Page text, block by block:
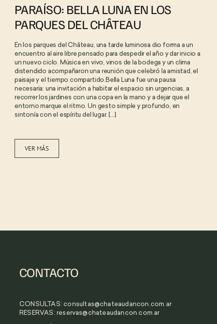
PARAÍSO: BELLA LUNA EN LOS
PARQUES DEL CHÂTEAU
En los parques del Château, una tarde luminosa dio forma a un
encuentro al aire libre pensado para despedir el año y dar inicio a
un nuevo ciclo. Música en vivo, vinos de la bodega y un clima
distendido acompañaron una reunión que celebró la amistad, el
paisaje y el tiempo compartido.Bella Luna fue una pausa
necesaria: una invitación a habitar el espacio sin urgencias, a
recorrer los jardines con una copa en la mano y a dejar que el
entorno marque el ritmo. Un gesto simple y profundo, en
sintonía con el espíritu del lugar. [...]
VER MÁS
CONTACTO
CONSULTAS:consultas@chateaudancon.com.ar
RESERVAS: reservas@chateaudancon.com.ar